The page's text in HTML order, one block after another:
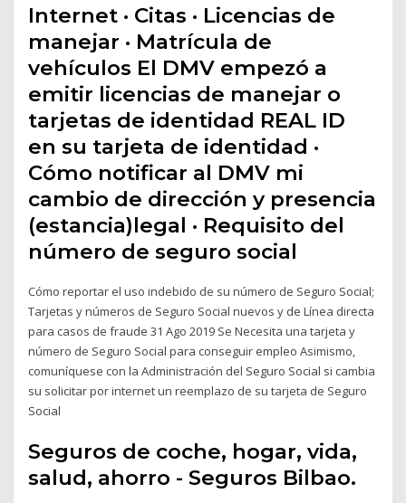
Internet · Citas · Licencias de
manejar · Matrícula de
vehículos El DMV empezó a
emitir licencias de manejar o
tarjetas de identidad REAL ID
en su tarjeta de identidad ·
Cómo notificar al DMV mi
cambio de dirección y presencia
(estancia)legal · Requisito del
número de seguro social
Cómo reportar el uso indebido de su número de Seguro Social;
Tarjetas y números de Seguro Social nuevos y de Línea directa
para casos de fraude 31 Ago 2019 Se Necesita una tarjeta y
número de Seguro Social para conseguir empleo Asimismo,
comuníquese con la Administración del Seguro Social si cambia
su solicitar por internet un reemplazo de su tarjeta de Seguro
Social
Seguros de coche, hogar, vida,
salud, ahorro - Seguros Bilbao.